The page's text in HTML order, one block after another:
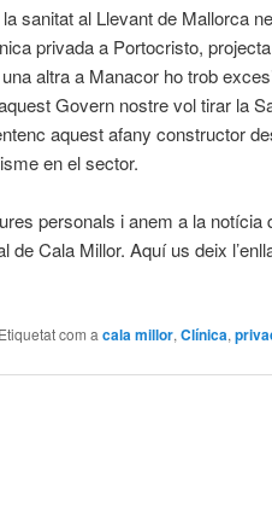
sanitat al Llevant de Mallorca
privada a Portocristo,
altra a Manacor ho trob
Govern nostre vol tirar la
aquest afany constructor
en el sector.
personals i anem a la notícia
de Cala Millor. Aquí us deix
Etiquetat com a cala millor,Clínica,